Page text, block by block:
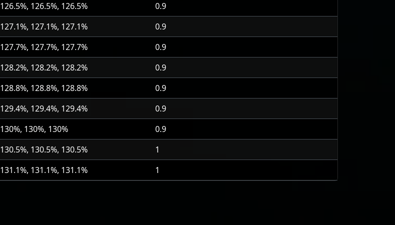
126.5%, 126.5%, 126.5%
0.9
127.1%, 127.1%, 127.1%
0.9
127.7%, 127.7%, 127.7%
0.9
128.2%, 128.2%, 128.2%
0.9
128.8%, 128.8%, 128.8%
0.9
129.4%, 129.4%, 129.4%
0.9
130%, 130%, 130%
0.9
130.5%, 130.5%, 130.5%
1
131.1%, 131.1%, 131.1% 1